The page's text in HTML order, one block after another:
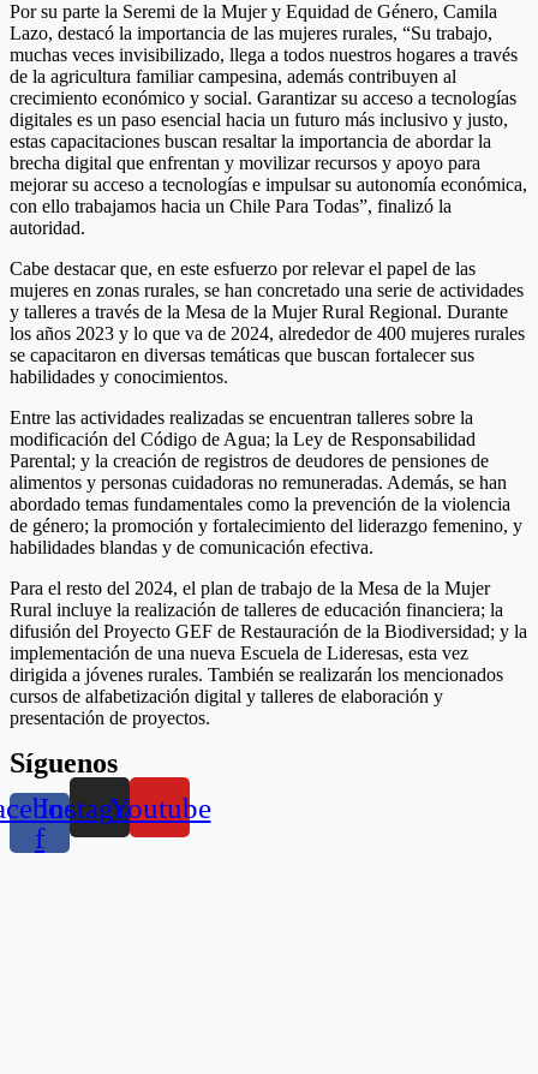
Por su parte la Seremi de la Mujer y Equidad de Género, Camila
Lazo, destacó la importancia de las mujeres rurales, “Su trabajo,
muchas veces invisibilizado, llega a todos nuestros hogares a través
de la agricultura familiar campesina, además contribuyen al
crecimiento económico y social. Garantizar su acceso a tecnologías
digitales es un paso esencial hacia un futuro más inclusivo y justo,
estas capacitaciones buscan resaltar la importancia de abordar la
brecha digital que enfrentan y movilizar recursos y apoyo para
mejorar su acceso a tecnologías e impulsar su autonomía económica,
con ello trabajamos hacia un Chile Para Todas”, finalizó la
autoridad.
Cabe destacar que, en este esfuerzo por relevar el papel de las
mujeres en zonas rurales, se han concretado una serie de actividades
y talleres a través de la Mesa de la Mujer Rural Regional. Durante
los años 2023 y lo que va de 2024, alrededor de 400 mujeres rurales
se capacitaron en diversas temáticas que buscan fortalecer sus
habilidades y conocimientos.
Entre las actividades realizadas se encuentran talleres sobre la
modificación del Código de Agua; la Ley de Responsabilidad
Parental; y la creación de registros de deudores de pensiones de
alimentos y personas cuidadoras no remuneradas. Además, se han
abordado temas fundamentales como la prevención de la violencia
de género; la promoción y fortalecimiento del liderazgo femenino, y
habilidades blandas y de comunicación efectiva.
Para el resto del 2024, el plan de trabajo de la Mesa de la Mujer
Rural incluye la realización de talleres de educación financiera; la
difusión del Proyecto GEF de Restauración de la Biodiversidad; y la
implementación de una nueva Escuela de Lideresas, esta vez
dirigida a jóvenes rurales. También se realizarán los mencionados
cursos de alfabetización digital y talleres de elaboración y
presentación de proyectos.
Síguenos
f
InstagramYoutube